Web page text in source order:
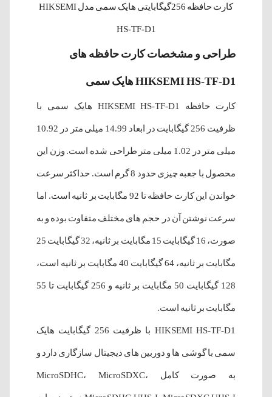
کارت حافظه 256گیگابایتی هایک سمی مدل HIKSEMI
HS-TF-D1
طراحی و مشخصات کارت حافظه های
HIKSEMI HS-TF-D1 هایک سمی
کارت حافظه HIKSEMI HS-TF-D1 هایک سمی با
ظرفیت 256 گیگابایت در ابعاد 14.99 میلی متر در 10.92
میلی متر در 1.02 میلی متر طراحی شده است. وزن این
محصول با جعبه چیزی حدود 8 گرم است. حداکثر سرعت
خواندن این کارت حافظه تا 92 مگابایت بر ثانیه است. اما
سرعت نوشتن آن در حجم های مختلف متفاوت بوده و به
صورت، 16 گیگابایت 15 مگابایت بر ثانیه، 32 گیگابایت 25
مگابایت بر ثانیه، 64 گیگابایت 40 مگابایت بر ثانیه است،
128 گیگابایت 50 مگابایت بر ثانیه و 256 گیگابایت تا 55
مگابایت بر ثانیه است.
HIKSEMI HS-TF-D1 با ظرفیت 256 گیگابایت هایک
سمی با گوشی ها و دوربین های دیجیتال سازگاری دارد و
به صورت کامل MicroSDHC، MicroSDXC،